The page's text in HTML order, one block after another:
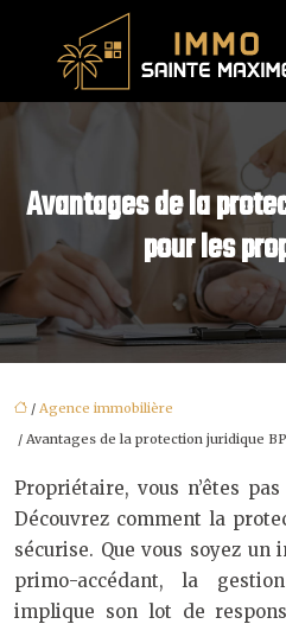
Avantages de la
pour les
/ Agence immobilière
/ Avantages de la protection juridique
Propriétaire, vous n’êtes
Découvrez comment la
sécurise. Que vous soyez
primo-accédant, la
implique son lot de